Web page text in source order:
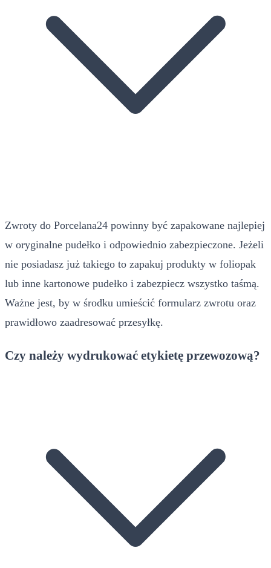
Zwroty do Porcelana24 powinny być zapakowane najlepiej
w oryginalne pudełko i odpowiednio zabezpieczone. Jeżeli
nie posiadasz już takiego to zapakuj produkty w foliopak
lub inne kartonowe pudełko i zabezpiecz wszystko taśmą.
Ważne jest, by w środku umieścić formularz zwrotu oraz
prawidłowo zaadresować przesyłkę.
Czy należy wydrukować etykietę przewozową?